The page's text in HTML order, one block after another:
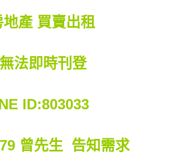
產 買賣出租
法即時刊登
ID:803033
曾先生 告知需求